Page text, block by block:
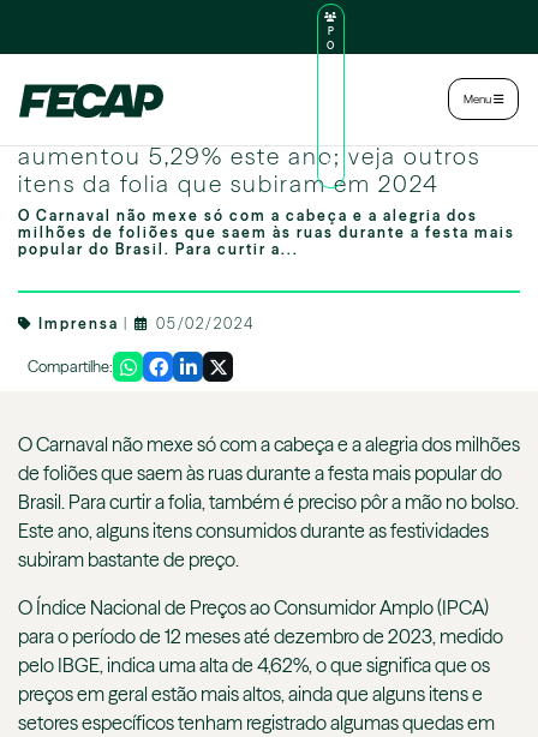
P
O
U
N
Menu
Carnaval mais caro: preço da cerveja
aumentou 5,29% este ano; veja outros
itens da folia que subiram em 2024
O Carnaval não mexe só com a cabeça e a alegria dos
milhões de foliões que saem às ruas durante a festa mais
popular do Brasil. Para curtir a...
Imprensa 05/02/2024
Compartilhe:
O Carnaval não mexe só com a cabeça e a alegria dos milhões
de foliões que saem às ruas durante a festa mais popular do
Brasil. Para curtir a folia, também é preciso pôr a mão no bolso.
Este ano, alguns itens consumidos durante as festividades
subiram bastante de preço.
O Índice Nacional de Preços ao Consumidor Amplo (IPCA)
para o período de 12 meses até dezembro de 2023, medido
pelo IBGE, indica uma alta de 4,62%, o que significa que os
preços em geral estão mais altos, ainda que alguns itens e
setores específicos tenham registrado algumas quedas em